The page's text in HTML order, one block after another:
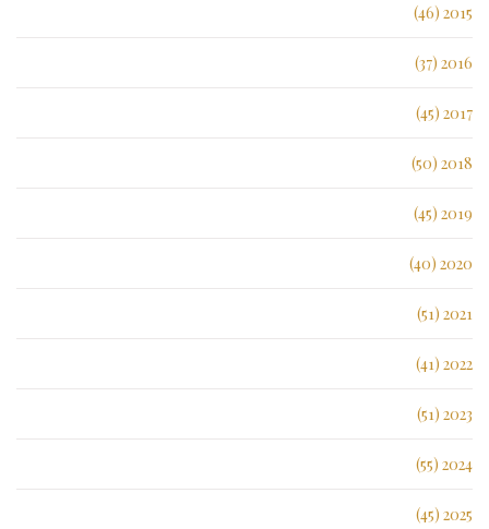
2015 (46)
2016 (37)
2017 (45)
2018 (50)
2019 (45)
2020 (40)
2021 (51)
2022 (41)
2023 (51)
2024 (55)
2025 (45)